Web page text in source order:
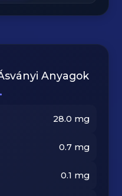
Anyagok
28.0 mg
0.7mg
0.1 mg